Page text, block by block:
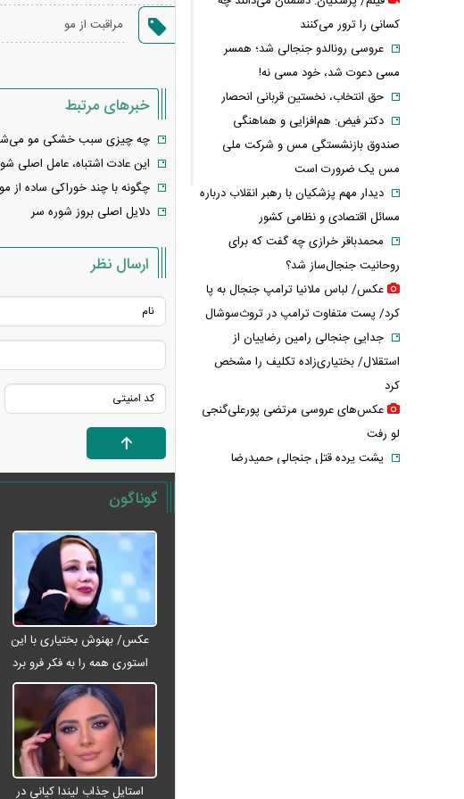
مراقبت از مو
خبرهای مرتبط
چه چیزی سبب خشکی مو
این عادت اشتباه، عامل اصلی
چگونه با چند خوراکی ساده از
دلایل اصلی بروز شوره سر
ارسال نظر
گوناگون
عکس/ بهنوش بختیاری با این
استوری همه را به فکر فرو برد
استایل جذاب لیندا کیانی در
کسانی را ترور می‌کنند
عروسی رونالدو جنجالی شد؛ همسر
مسی دعوت شد، خود مسی نه!
حق انتخاب، نخستین قربانی انحصار
دکتر فیض: هم‌افزایی و هماهنگی
صندوق بازنشستگی مس و شرکت ملی
مس یک ضرورت است
دیدار مهم پزشکیان با رهبر انقلاب درباره
مسائل اقتصادی و نظامی کشور
محمدباقر خرازی چه گفت که برای
روحانیت جنجال‌ساز شد؟
عکس/ لباس ملانیا ترامپ جنجال به پا
کرد/ پست متفاوت ترامپ در تروث‌سوشال
جدایی جنجالی رامین رضاییان از
استقلال/ بختیاری‌زاده تکلیف را مشخص
کرد
عکس‌های عروسی مرتضی پورعلی‌گنجی
لو رفت
پشت پرده قتل جنجالی حمیدرضا